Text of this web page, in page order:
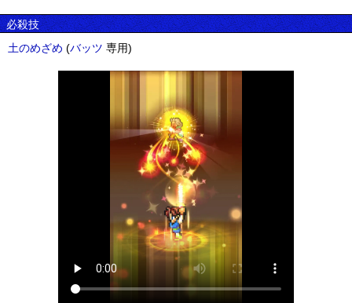
必殺技
土のめざめ (バッツ 専用)